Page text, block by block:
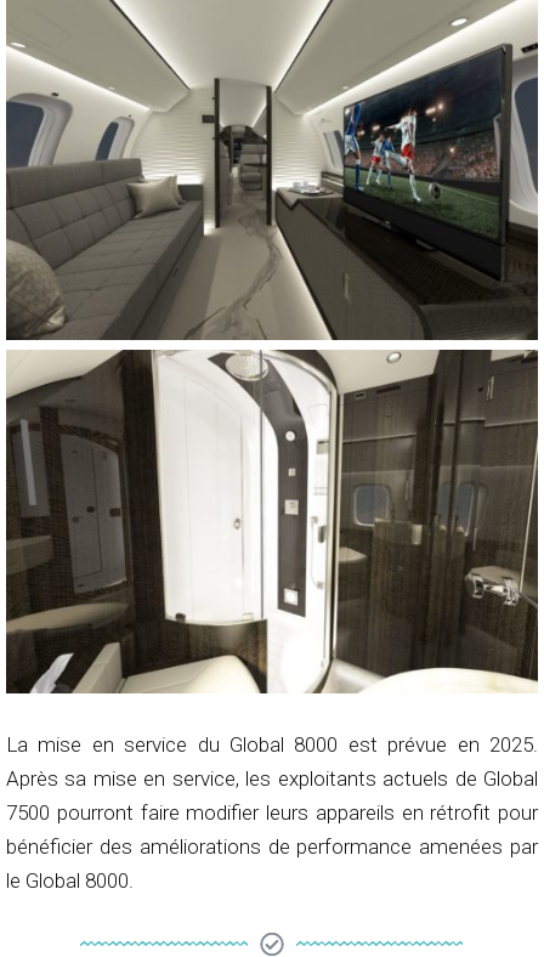
La mise en service du Global 8000 est prévue en 2025.
Après sa mise en service, les exploitants actuels de Global
7500 pourront faire modifier leurs appareils en rétrofit pour
bénéficier des améliorations de performance amenées par
le Global 8000.